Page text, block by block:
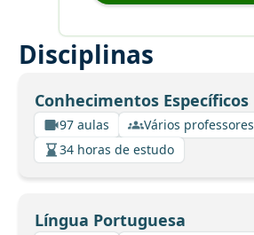
Disciplinas
Conhecimentos Específicos
97 aulas
Vários professores
34 horas de estudo
Língua Portuguesa